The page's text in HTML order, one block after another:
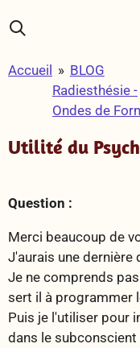
Passer
au
principal
Accueil » BLOG
Radiesthésie -
Ondes de
Utilité du
Question :
Merci beaucoup de
J'aurais une dernière
Je ne comprends
sert il à programmer
Puis je l'utiliser pour
dans le